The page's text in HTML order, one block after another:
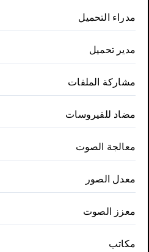
مدراء التحميل
مدير تحميل
مشاركة الملفات
مضاد للفيروسات
معالجة الصوت
معدل الصور
معزز الصوت
مكاتب